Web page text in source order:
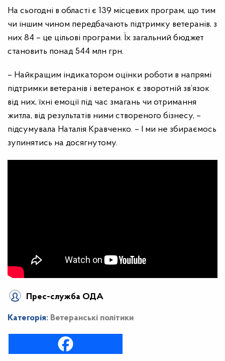
На сьогодні в області є 139 місцевих програм, що тим
чи іншим чином передбачають підтримку ветеранів, з
них 84 – це цільові програми. Їх загальний бюджет
становить понад 544 млн грн.
– Найкращим індикатором оцінки роботи в напрямі
підтримки ветеранів і ветеранок є зворотній зв’язок
від них, їхні емоції під час змагань чи отримання
житла, від результатів ними створеного бізнесу, –
підсумувала Наталія Кравченко. – І ми не збираємось
зупинятись на досягнутому.
Прес-служба ОДА
Категорія: Ветеранські політики